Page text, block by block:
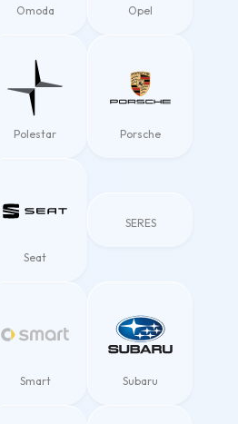
Omoda Opel
Polestar Porsche
Seat
SERES
Smart Subaru